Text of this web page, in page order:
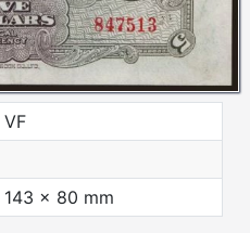
VF
143 x 80 mm